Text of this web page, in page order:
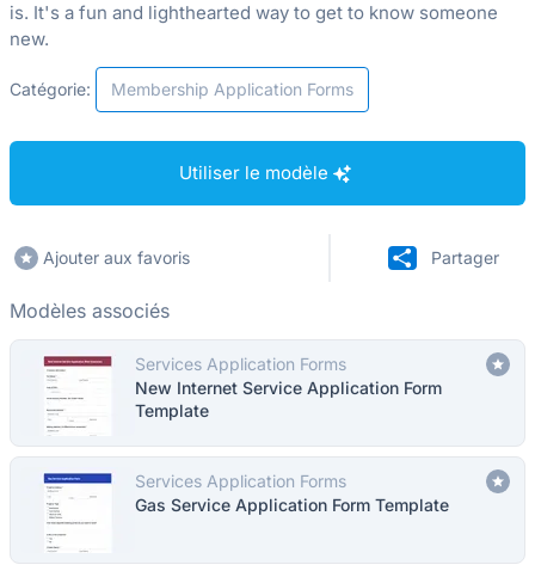
is. It's a fun and lighthearted way to get to know someone
new.
Catégorie: Membership Application Forms
Utiliser le modèle
Ajouter aux favoris Partager
Modèles associés
Services Application Forms
New Internet Service Application Form
Template
Services Application Forms
Gas Service Application Form Template